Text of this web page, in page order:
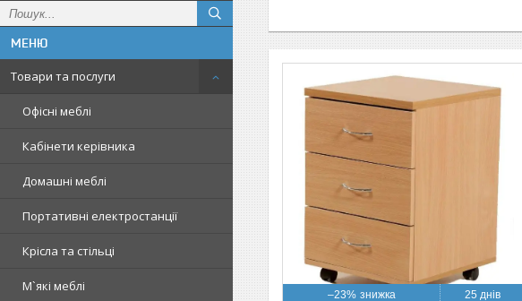
Товари та послуги
Офісні меблі
Кабінети керівника
Домашні меблі
Портативні електростанції
Крісла та стільці
М`які меблі
–23% 25 днів